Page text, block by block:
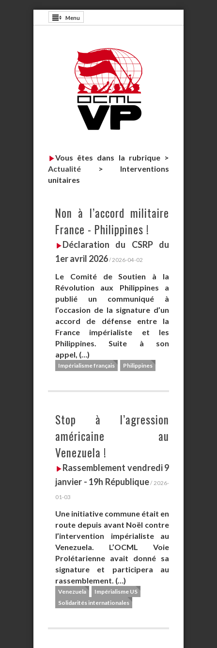
Menu
Vous êtes dans la rubrique >
Actualité > Interventions
unitaires
Non à l’accord militaire
France - Philippines !
Déclaration du CSRP du
1er avril 2026/ 2026-04-02
Le Comité de Soutien à la
Révolution aux Philippines a
publié un communiqué à
l’occasion de la signature d’un
accord de défense entre la
France impérialiste et les
Philippines. Suite à son
appel, (…)
Impérialisme français Philippines
Stop à l’agression
américaine au
Venezuela !
Rassemblement vendredi 9
janvier - 19h République/ 2026-
01-03
Une initiative commune était en
route depuis avant Noël contre
l’intervention impérialiste au
Venezuela. L’OCML Voie
Prolétarienne avait donné sa
signature et participera au
rassemblement. (…)
Venezuela
Impérialisme US
Solidarités internationales